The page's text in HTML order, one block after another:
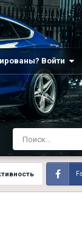
Войти